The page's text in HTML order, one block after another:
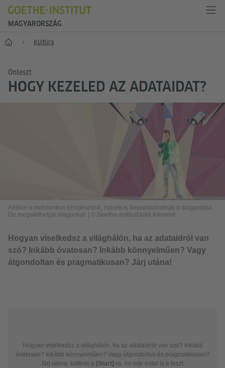
MAGYARORSZÁG
Főoldal Kultúra
Önteszt
HOGY KEZELED AZ ADATAIDAT?
Amikor a mobilunkon böngészünk, mások is beleolvashatnak a dolgainkba.
De megvédhetjük magunkat.
© Goethe-Institut/Julia Klement
Hogyan viselkedsz a világhálón, ha az adataidról van
szó? Inkább óvatosan? Inkább könnyelműen? Vagy
átgondoltan és pragmatikusan? Járj utána!
Hogyan viselkedsz a világhálón, ha az adataidról van szó? Inkább
óvatosan? Inkább könnyelműen? Vagy átgondoltan és pragmatikusan?
Járj utána: kattints a [Start] -ra, és már indul is a teszt.